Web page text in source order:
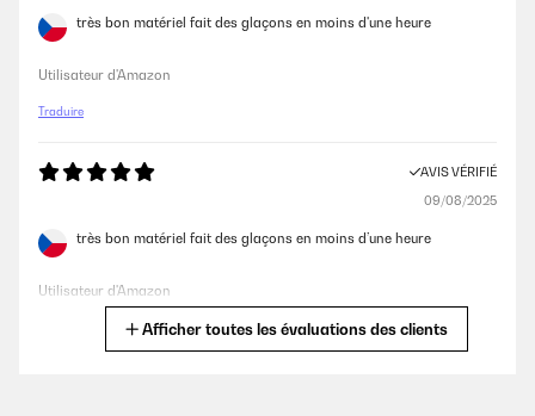
très bon matériel fait des glaçons en moins d'une heure
Utilisateur d'Amazon
Traduire
AVIS VÉRIFIÉ
09/08/2025
très bon matériel fait des glaçons en moins d’une heure
Utilisateur d'Amazon
Afficher toutes les évaluations des clients